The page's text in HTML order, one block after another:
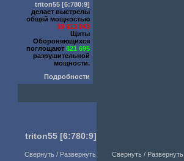
triton55 [6:780:9]
делает выстрелы
общей мощностью
19 613 043
Щиты
Обороняющихся
поглощают821 695
разрушительной
мощности.
Подробности
triton55 [6:780:9]
Свернуть / Развернуть Свернуть / Развернуть